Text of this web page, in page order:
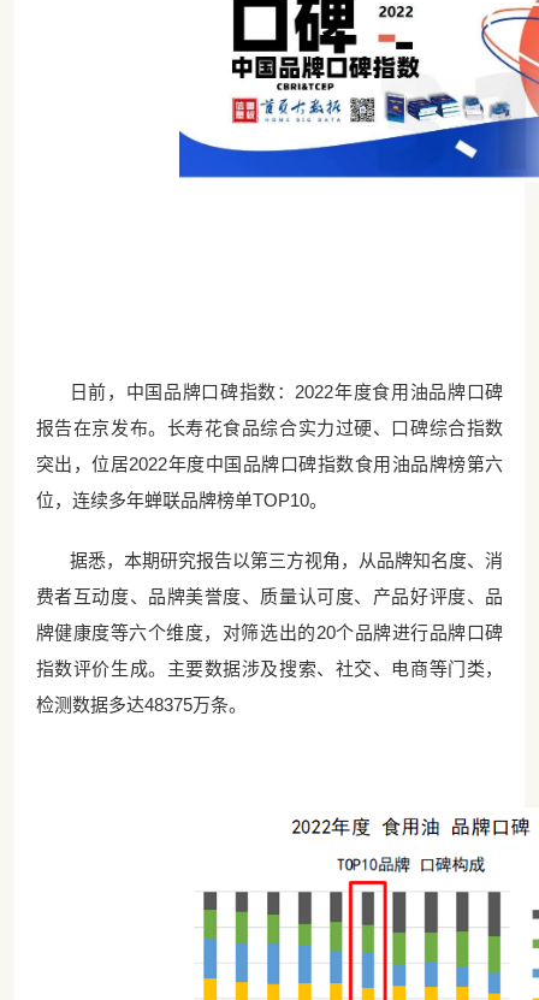
日前，中国品牌口碑指数：2022年度食用油品牌口碑
报告在京发布。长寿花食品综合实力过硬、口碑综合指数
突出，位居2022年度中国品牌口碑指数食用油品牌榜第六
位，连续多年蝉联品牌榜单TOP10。
据悉，本期研究报告以第三方视角，从品牌知名度、消
费者互动度、品牌美誉度、质量认可度、产品好评度、品
牌健康度等六个维度，对筛选出的20个品牌进行品牌口碑
指数评价生成。主要数据涉及搜索、社交、电商等门类，
检测数据多达48375万条。